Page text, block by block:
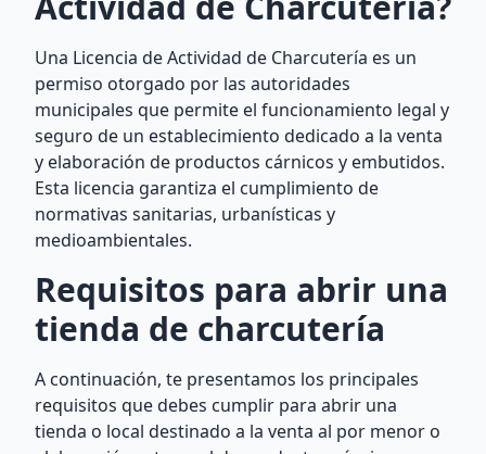
Una Licencia de Actividad de Charcutería es un
permiso otorgado por las autoridades
municipales que permite el funcionamiento legal y
seguro de un establecimiento dedicado a la venta
y elaboración de productos cárnicos y embutidos.
Esta licencia garantiza el cumplimiento de
normativas sanitarias, urbanísticas y
medioambientales.
Requisitos para abrir una
tienda de charcutería
A continuación, te presentamos los principales
requisitos que debes cumplir para abrir una
tienda o local destinado a la venta al por menor o